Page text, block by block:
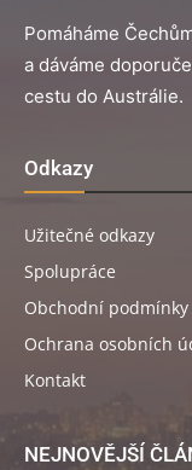
Pomáháme
a dáváme
cestu do Austrálie.
Odkazy
Užitečné odkazy
Spolupráce
Obchodní podmínky
Ochrana osobních
Kontakt
NEJNOVĚJŠÍ